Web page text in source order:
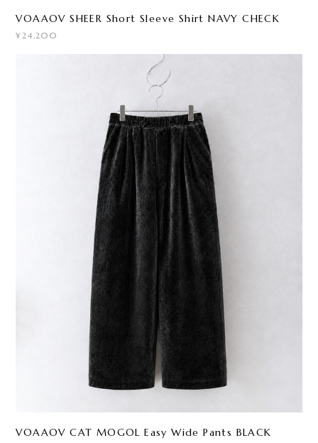
VOAAOV SHEER Short Sleeve Shirt NAVY CHECK
¥24,200
VOAAOV CAT MOGOL Easy Wide Pants BLACK